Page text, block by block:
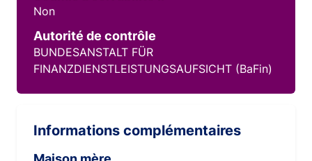
Non
Autorité de contrôle
BUNDESANSTALT FÜR
FINANZDIENSTLEISTUNGSAUFSICHT (BaFin)
Informations complémentaires